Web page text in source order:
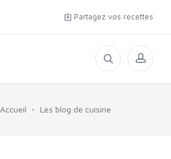
Partagez vos recettes
Accueil Les blog de cuisine